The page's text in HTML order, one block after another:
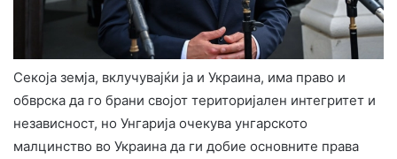
Секоја земја, вклучувајќи ја и Украина, има право и
обврска да го брани својот територијален интегритет и
независност, но Унгарија очекува унгарското
малцинство во Украина да ги добие основните права